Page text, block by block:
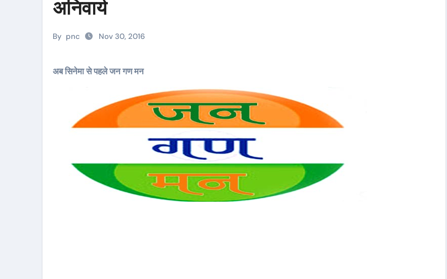
अनिवार्य
By pnc Nov 30, 2016
अब सिनेमा से पहले जन गण मन